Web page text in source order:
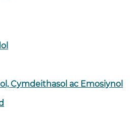
Cymdeithasol ac Emosiynol